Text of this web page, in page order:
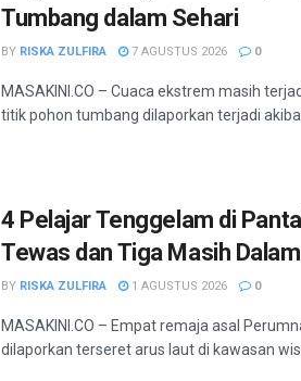
Tumbang dalam Sehari
BY RISKA ZULFIRA 7 AGUSTUS 2026 0
MASAKINI.CO – Cuaca ekstrem masih
titik pohon tumbang dilaporkan terjadi
4 Pelajar Tenggelam di
Tewas dan Tiga Masih
BY RISKA ZULFIRA 1 AGUSTUS 2026 0
MASAKINI.CO – Empat remaja asal
dilaporkan terseret arus laut di kawasan